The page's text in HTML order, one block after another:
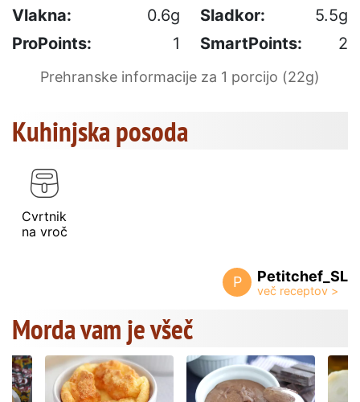
Vlakna: 0.6g Sladkor:
5.5g
ProPoints:
1 SmartPoints: 2
Prehranske informacije za 1 porcijo (22g)
Kuhinjska posoda
Cvrtnik
na vroč
P Petitchef_SL
Morda vam je všeč